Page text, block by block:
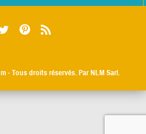
- Tous droits réservés. Par NLM Sarl.